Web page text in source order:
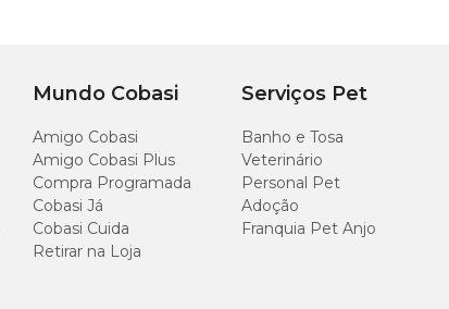
Mundo Cobasi
Amigo Cobasi
Amigo Cobasi Plus
Compra Programada
Cobasi Já
Cobasi Cuida
Retirar na Loja
Serviços Pet
Banho e Tosa
Veterinário
Personal Pet
Adoção
Franquia Pet Anjo